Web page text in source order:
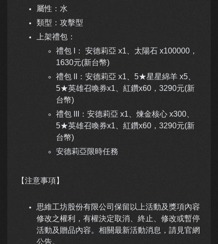
屬性：水
類型：攻擊型
上架禮包：
禮包 I： 安德莉亞 x1、太陽石 x100000，
1630元(新台幣)
禮包 II：安德莉亞 x1、5★星星綿羊 x5、
5★英雄召喚券x1、紅鑽x60，3290元(新
台幣)
禮包 III：安德莉亞 x1、煉金核心 x300、
5★英雄召喚券x1、紅鑽x60，3290元(新
台幣)
安德莉亞限時任務
【注意事項】
思維工坊股份有限公司保留以上活動及獎項內容
修改之權利，有權決定取消、終止、修改或暫停
活動及贈品內容。相關最新活動消息，請見官網
公告。